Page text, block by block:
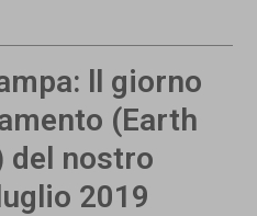
ll giorno
(Earth
del nostro
2019